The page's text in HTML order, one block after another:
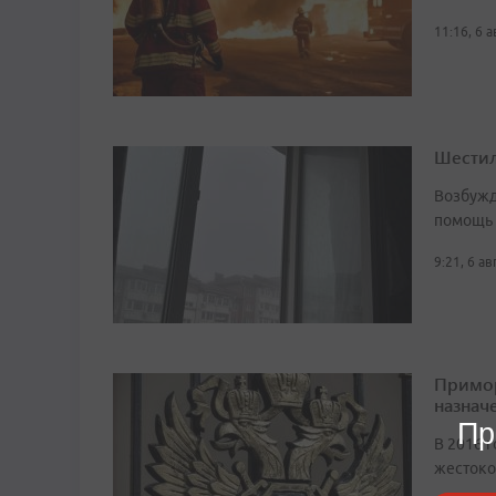
11:16, 6
помощь
9:21, 6
В 2016